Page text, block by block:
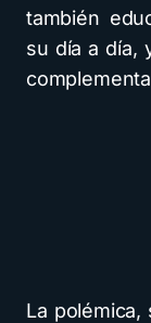
también
su día a día,
La